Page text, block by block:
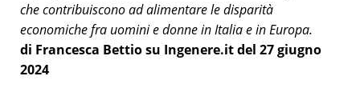
che contribuiscono ad alimentare le disparità
economiche fra uomini e donne in Italia e in Europa.
di Francesca Bettio su Ingenere.it del 27 giugno
2024